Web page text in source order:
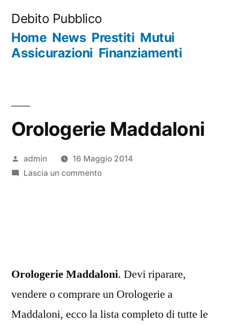
contenuto
Debito Pubblico
Home News Prestiti Mutui
Assicurazioni Finanziamenti
Orologerie Maddaloni
Pubblicato
da
admin
16 Maggio 2014
Lascia un commentosu
Orologerie Maddaloni. Devi riparare,
vendere o comprare un Orologerie a
Maddaloni, ecco la lista completo di tutte le